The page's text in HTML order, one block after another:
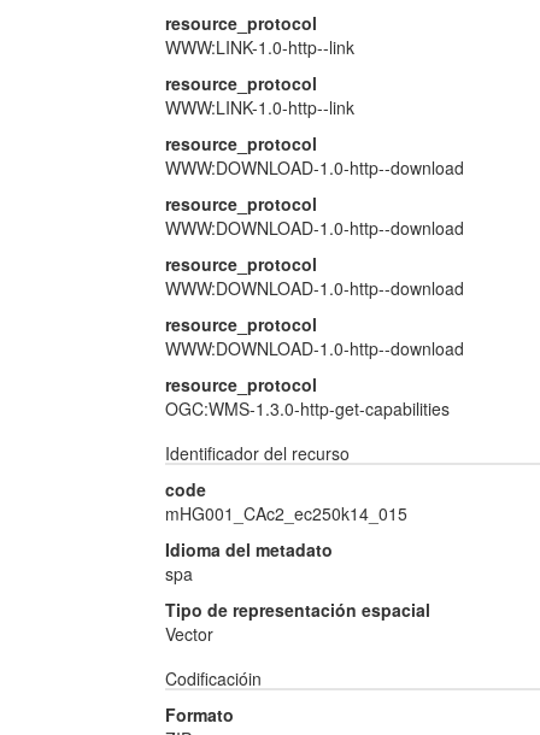
resource_protocol
WWW:LINK-1.0-http--link
resource_protocol
WWW:LINK-1.0-http--link
resource_protocol
WWW:DOWNLOAD-1.0-http--download
resource_protocol
WWW:DOWNLOAD-1.0-http--download
resource_protocol
WWW:DOWNLOAD-1.0-http--download
resource_protocol
WWW:DOWNLOAD-1.0-http--download
resource_protocol
OGC:WMS-1.3.0-http-get-capabilities
Identificador del recurso
code
mHG001_CAc2_ec250k14_015
Idioma del metadato
spa
Tipo de representación espacial
Vector
Codificacióin
Formato